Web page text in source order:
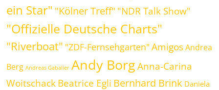
ein Star" "Kölner Treff" "NDR Talk Show"
"Offizielle Deutsche Charts"
"Riverboat" "ZDF-Fernsehgarten" Amigos Andrea
Berg Andreas Gabalier Andy Borg Anna-Carina
WoitschackBeatrice Egli Bernhard Brink Daniela